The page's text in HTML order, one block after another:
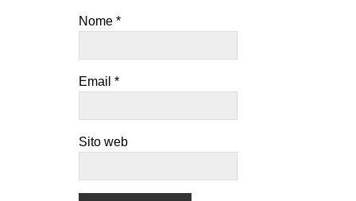
Nome *
Email *
Sito web